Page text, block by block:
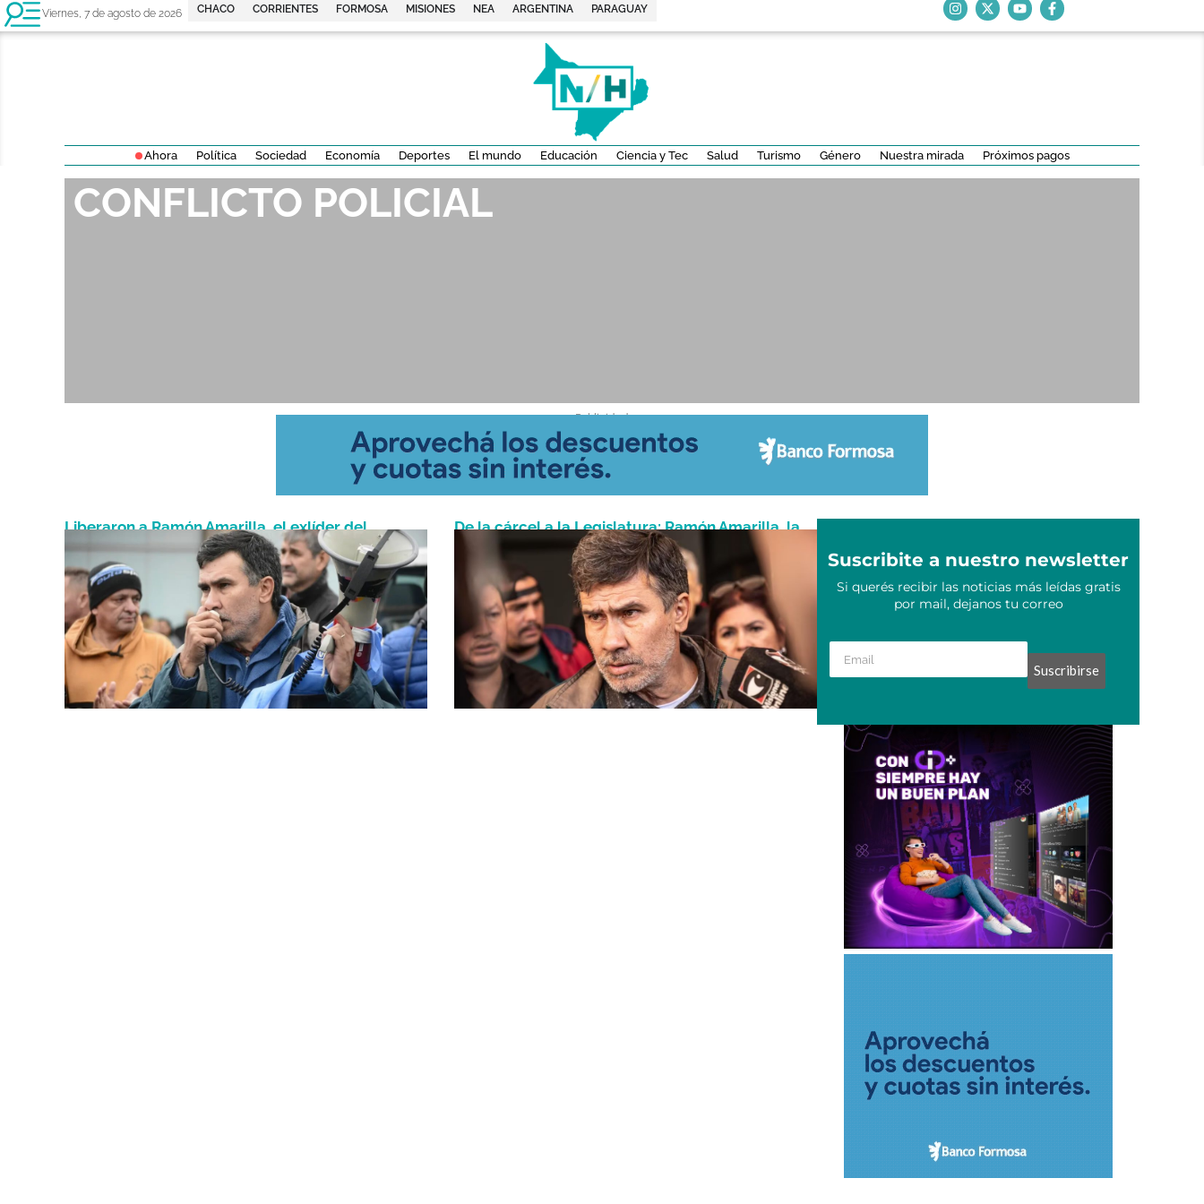
Viernes, 7 de agosto de 2026 CHACO CORRIENTES FORMOSA MISIONES NEA ARGENTINA PARAGUAY
Ahora Política Sociedad Economía Deportes El mundo Educación Ciencia y Tec Salud Turismo Género Nuestra mirada Próximos pagos
CONFLICTO POLICIAL
- Publicidad -
Liberaron a Ramón Amarilla, el exlíder del
conflicto policial que ganó una banca en Misiones
De la cárcel a la Legislatura: Ramón Amarilla, la
gran sorpresa electoral en Misiones
Junio 10, 2025
Suscribite a nuestro newsletter
Si querés recibir las noticias más leídas gratis
por mail, dejanos tu correo
Suscribirse